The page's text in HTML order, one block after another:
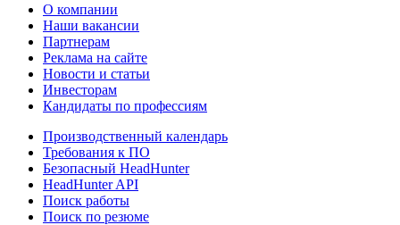
О компании
Наши вакансии
Партнерам
Реклама на сайте
Новости и статьи
Инвесторам
Кандидаты по профессиям
Производственный календарь
Требования к ПО
Безопасный HeadHunter
HeadHunter API
Поиск работы
Поиск по резюме